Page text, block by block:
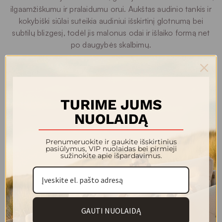
ilgaamžiškumu ir pralaidumu orui. Aukštas audinio tankis ir
kokybiški siūlai suteikia audiniui išskirtinį glotnumą bei
subtilų blizgesį, todėl jis malonus odai ir išlaiko formą net
po daugybės skalbimų.
Kolekcijos audiniai sertifikuoti pagal OEKO-TEX standartą,
vienspalvius satino komplektus, tiek išraiškingus raštus,
kuriuose dera modernūs motyvai ir rafinuotos spalvų
kombinacijos. Kiekvienas komplektas apgalvotas iki
smulkmenų – nuo kruopščiai suderintų užvalkalų ir
paklodžių iki dekoratyvinių pagalvių, kurios padeda sukurti
vientisą ir išbaigtą miegamojo vaizdą.
Praktiškai visi komplektai supakuoti į estetiškas, tvirtas
dėžes, kurios pabrėžia gaminio vertę ir kokybę. Prabangus
įpakavimas ne tik užtikrina patogų laikymą ar
TURIME JUMS
NUOLAIDĄ
Prenumeruokite ir gaukite išskirtinius
pasiūlymus, VIP nuolaidas bei pirmieji
sužinokite apie išpardavimus.
GAUTI NUOLAIDĄ